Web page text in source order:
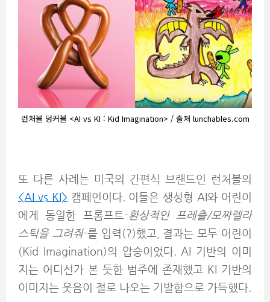
런처블 덩커블 <AI vs KI : Kid Imagination> / 출처 lunchables.com
또 다른 사례는 미국의 간편식 브랜드인 런처블의
<AI vs KI> 캠페인이다. 이들은 생성형 AI와 어린이
에게 동일한 프롬프트-환상적인 프레츨/모짜렐라
스틱을 그려줘-를 입력(?)했고, 결과는 모두 어린이
(Kid Imagination)의 압승이었다. AI 기반의 이미
지는 어디선가 본 듯한 범주에 존재했고 KI 기반의
이미지는 웃음이 절로 나오는 기발함으로 가득했다.